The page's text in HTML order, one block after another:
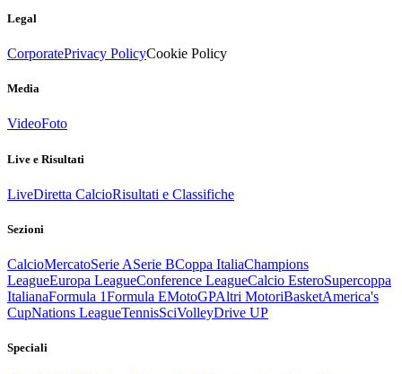
Legal
CorporatePrivacy PolicyCookie Policy
Media
VideoFoto
Live e Risultati
LiveDiretta CalcioRisultati e Classifiche
Sezioni
CalcioMercatoSerie ASerie BCoppa ItaliaChampions
LeagueEuropa LeagueConference LeagueCalcio EsteroSupercoppa
ItalianaFormula 1Formula EMotoGPAltri MotoriBasketAmerica's
CupNations LeagueTennisSciVolleyDrive UP
Speciali